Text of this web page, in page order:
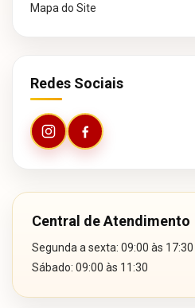
Mapa do Site
Redes Sociais
Central de Atendimento
Segunda a sexta: 09:00 às 17:30
Sábado: 09:00 às 11:30